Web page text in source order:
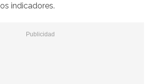
indicadores.